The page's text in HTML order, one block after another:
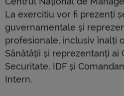
La exercitiu vor fi prezenți
guvernamentale și
profesionale, inclusiv înalți
Sănătății și reprezentanți ai
Securitate, IDF și
Intern.